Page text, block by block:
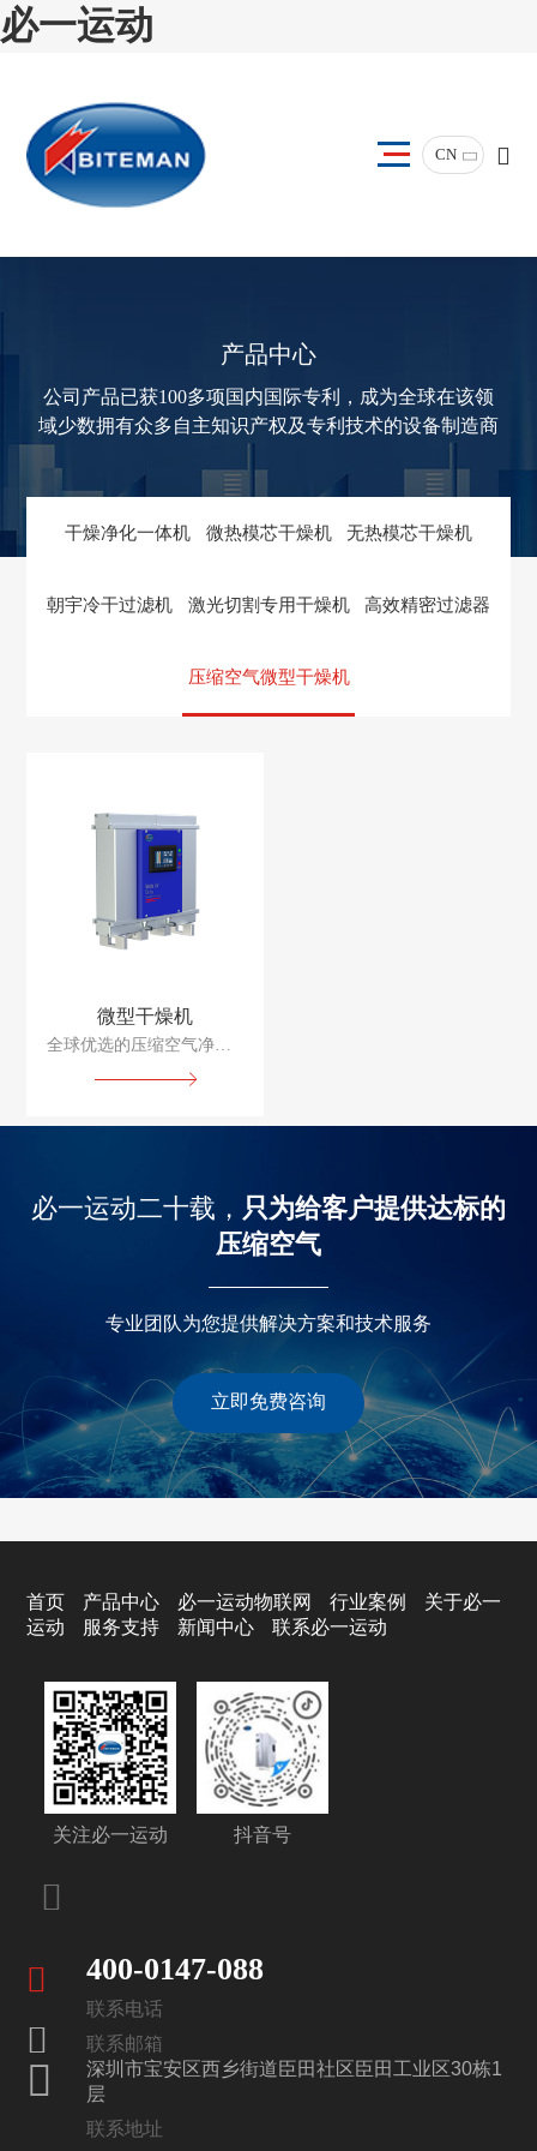
必一运动
CN
产品中心
公司产品已获100多项国内国际专利，成为全球在该领
域少数拥有众多自主知识产权及专利技术的设备制造商
干燥净化一体机 微热模芯干燥机 无热模芯干燥机
朝宇冷干过滤机 激光切割专用干燥机 高效精密过滤器
压缩空气微型干燥机
微型干燥机
全球优选的压缩空气净化设备
必一运动二十载， 只为给客户提供达标的
压缩空气
专业团队为您提供解决方案和技术服务
立即免费咨询
首页 产品中心 必一运动物联网 行业案例
关于必一
运动
服务支持 新闻中心 联系必一运动
抖音号
关注必一运动
400-0147-088
联系电话
联系邮箱
深圳市宝安区西乡街道臣田社区臣田工业区30栋1
层
联系地址